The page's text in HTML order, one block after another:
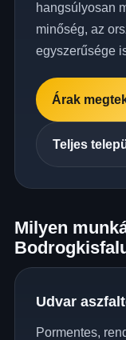
hangsúlyosan
minőség, az
egyszerűsége
Árak
Teljes
Milyen
Udvar
Pormentes,